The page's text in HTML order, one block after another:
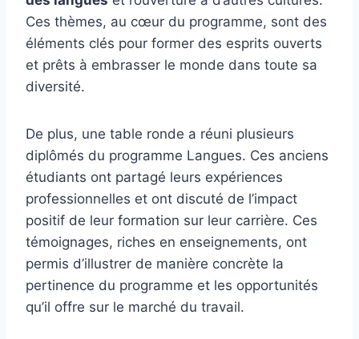
Ces thèmes, au cœur du programme, sont des
éléments clés pour former des esprits ouverts
et prêts à embrasser le monde dans toute sa
diversité.
De plus, une table ronde a réuni plusieurs
diplômés du programme Langues. Ces anciens
étudiants ont partagé leurs expériences
professionnelles et ont discuté de l’impact
positif de leur formation sur leur carrière. Ces
témoignages, riches en enseignements, ont
permis d’illustrer de manière concrète la
pertinence du programme et les opportunités
qu’il offre sur le marché du travail.